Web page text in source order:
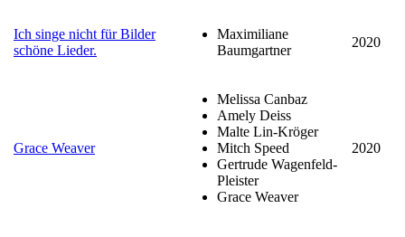
Ich singe nicht für Bilder
schöne Lieder.
Maximiliane
Baumgartner
2020
Grace Weaver
Melissa Canbaz
Amely Deiss
Malte Lin-Kröger
Mitch Speed
Gertrude Wagenfeld-
Pleister
Grace Weaver
2020